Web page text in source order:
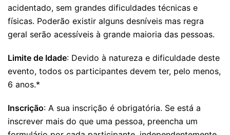
acidentado, sem grandes dificuldades técnicas e
físicas. Poderão existir alguns desníveis mas regra
geral serão acessíveis à grande maioria das pessoas.
Limite de Idade: Devido à natureza e dificuldade deste
evento, todos os participantes devem ter, pelo menos,
6 anos.*
Inscrição: A sua inscrição é obrigatória. Se está a
inscrever mais do que uma pessoa, preencha um